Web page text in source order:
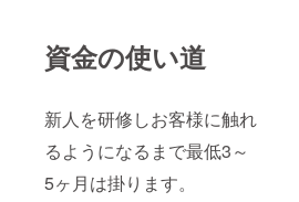
資金の使い道
新人を研修しお客様に触れ
るようになるまで最低3～
5ヶ月は掛ります。